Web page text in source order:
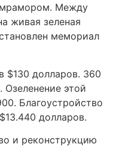
мрамором. Между
живая зеленая
мемориал
$130 долларов. 360
этой
Благоустройство
долларов.
и реконструкцию